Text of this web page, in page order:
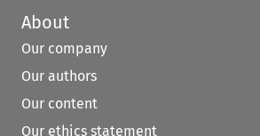
About
Our company
Our authors
Our content
Our ethics statement